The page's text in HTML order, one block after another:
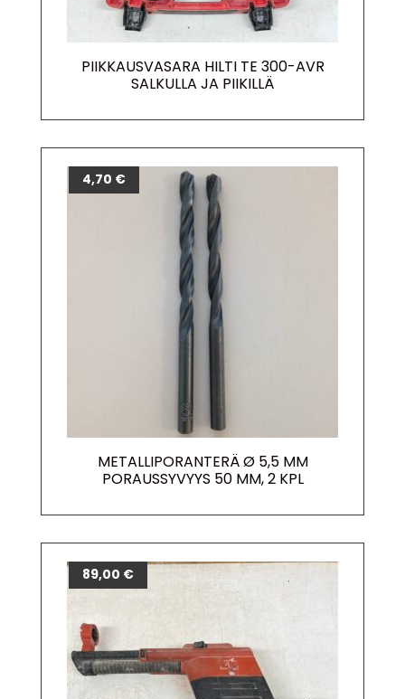
PIIKKAUSVASARA HILTI TE 300-AVR
SALKULLA JA PIIKILLÄ
METALLIPORANTERÄ Ø 5,5 MM
PORAUSSYVYYS 50 MM, 2 KPL
4,70 €
89,00 €